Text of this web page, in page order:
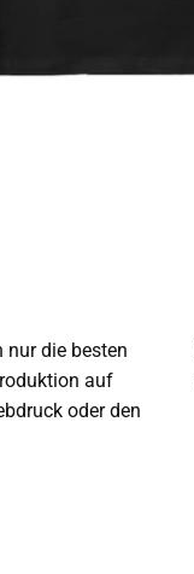
nur die besten
auf
oder den